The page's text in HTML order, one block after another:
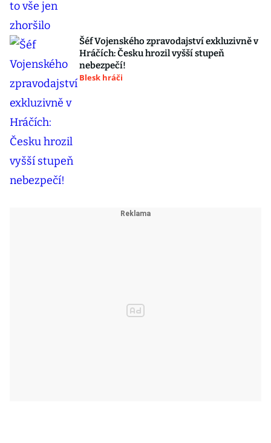
Šéf Vojenského zpravodajství exkluzivně v
Hráčích: Česku hrozil vyšší stupeň
nebezpečí!
Blesk hráči